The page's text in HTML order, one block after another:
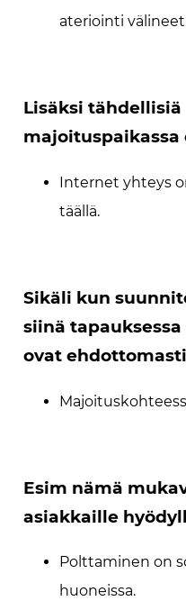
ateriointi
Lisäksi
majoituspaikassa
Internet yhteys
täällä.
Sikäli kun
siinä
ovat
Esim nämä
asiakkaille
Polttaminen on
huoneissa.